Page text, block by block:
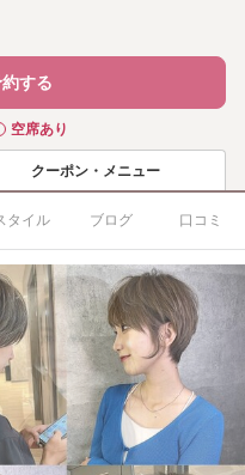
する
◯空席あり
クーポン・メニュー
タイル ブログ 口コミ